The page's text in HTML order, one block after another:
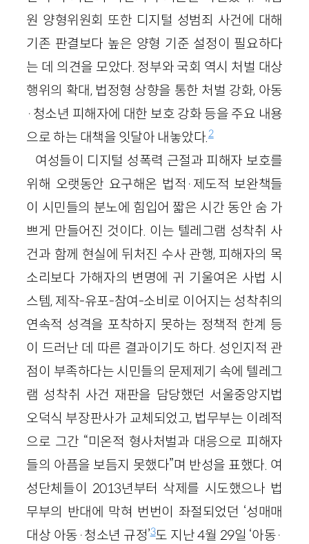
원 양형위원회 또한 디지털 성범죄 사건에 대해
기존 판결보다 높은 양형 기준 설정이 필요하다
는 데 의견을 모았다. 정부와 국회 역시 처벌 대상
행위의 확대, 법정형 상향을 통한 처벌 강화, 아동
·청소년 피해자에 대한 보호 강화 등을 주요 내용
으로 하는 대책을 잇달아 내놓았다.2
여성들이 디지털 성폭력 근절과 피해자 보호를
위해 오랫동안 요구해온 법적·제도적 보완책들
이 시민들의 분노에 힘입어 짧은 시간 동안 숨 가
쁘게 만들어진 것이다. 이는 텔레그램 성착취 사
건과 함께 현실에 뒤처진 수사 관행, 피해자의 목
소리보다 가해자의 변명에 귀 기울여온 사법 시
스템, 제작-유포-참여-소비로 이어지는 성착취의
연속적 성격을 포착하지 못하는 정책적 한계 등
이 드러난 데 따른 결과이기도 하다. 성인지적 관
점이 부족하다는 시민들의 문제제기 속에 텔레그
램 성착취 사건 재판을 담당했던 서울중앙지법
오덕식 부장판사가 교체되었고, 법무부는 이례적
으로 그간 “미온적 형사처벌과 대응으로 피해자
들의 아픔을 보듬지 못했다”며 반성을 표했다. 여
성단체들이 2013년부터 삭제를 시도했으나 법
무부의 반대에 막혀 번번이 좌절되었던 ‘성매매
대상 아동·청소년 규정’3도 지난 4월 29일 ‘아동·